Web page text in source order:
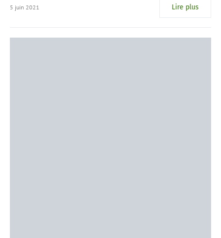
5 juin 2021 Lire plus